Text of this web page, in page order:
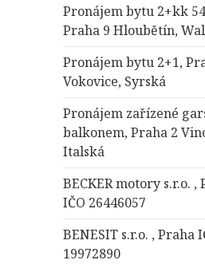
Pronájem bytu 2+kk
Praha 9 Hloubětín,
Pronájem bytu 2+1,
Vokovice, Syrská
Pronájem zařízené
balkonem, Praha 2
Italská
BECKER motory s.r.o. ,
IČO 26446057
BENESIT s.r.o. , Praha
19972890